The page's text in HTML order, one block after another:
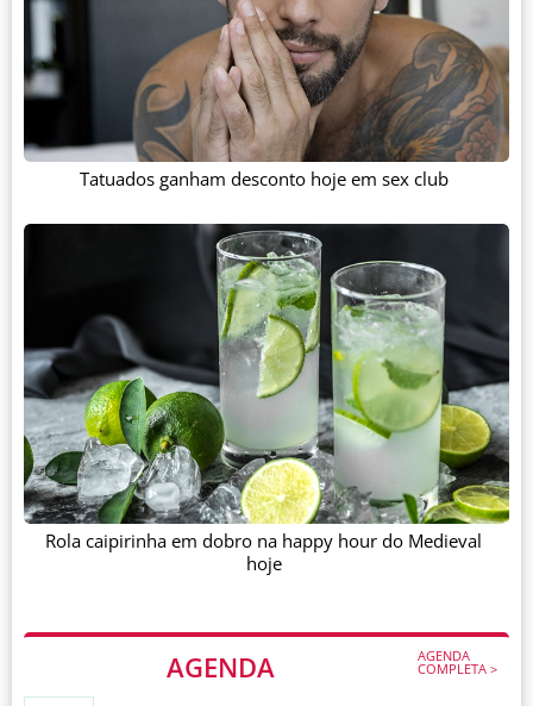
AGENDA AGENDA
COMPLETA >
Tatuados ganham desconto hoje em sex club
Rola caipirinha em dobro na happy hour do Medieval
hoje